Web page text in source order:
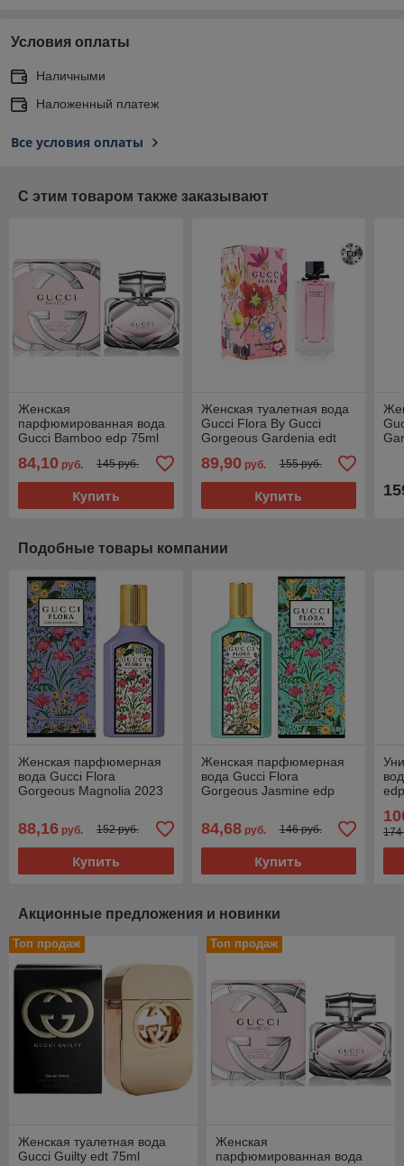
Условия оплаты
Наличными
Наложенный платеж
Все условия оплаты
С этим товаром также заказывают
Женская
парфюмированная вода
Gucci Bamboo edp 75ml
84,10 руб. 145 руб.
Купить
Женская туалетная вода
Gucci Flora By Gucci
Gorgeous Gardenia edt
89,90 руб. 155 руб.
Купить
Подобные товары компании
Женская парфюмерная
вода Gucci Flora
Gorgeous Magnolia 2023
88,16 руб. 152 руб.
Купить
Женская парфюмерная
вода Gucci Flora
Gorgeous Jasmine edp
84,68руб. 146 руб.
Купить
174
Акционные предложения и новинки
Топ продаж
Женская туалетная вода
Gucci Guilty edt 75ml
Топ продаж
Женская
парфюмированная вода